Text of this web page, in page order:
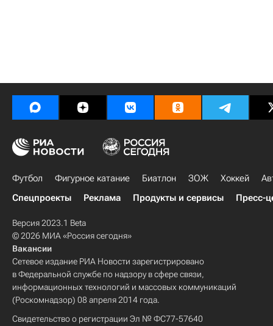
Футбол Фигурное катание Биатлон ЗОЖ Хоккей
Спецпроекты
Реклама Продукты и сервисы Пресс-
Версия 2023.1 Beta
© 2026 МИА «Россия сегодня»
Вакансии
Сетевое издание РИА Новости зарегистрировано
в Федеральной службе по надзору в сфере связи,
информационных технологий и массовых коммуникаций
(Роскомнадзор) 08 апреля 2014 года.
Свидетельство о регистрации Эл № ФС77-57640